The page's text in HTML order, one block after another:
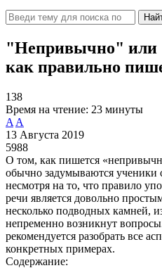
"Непривычно"
как правильно
138
Время на чтение: 23 минуты
A A
13 Августа 2019
5988
О том, как пишется
обычно задумываются
несмотря на то, что правило
речи является довольно
несколько подводных камней,
непременно возникнут
рекомендуется разобрать все
конкретных примерах.
Содержание: